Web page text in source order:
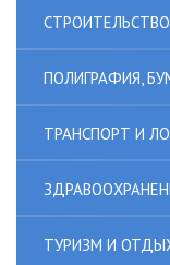
СТРОИТЕЛЬСТВО
ПОЛИГРАФИЯ,
ТРАНСПОРТ И
ТУРИЗМ И